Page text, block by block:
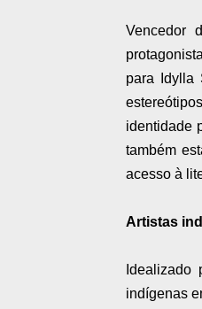
Vencedor
para Idylla
identidade
também
acesso à
Artistas
indígenas